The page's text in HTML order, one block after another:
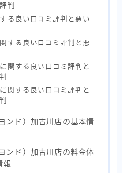
判
る良い口コミ評判と悪い
する良い口コミ評判と悪
関する良い口コミ評判と
関する良い口コミ評判と
ンド）加古川店の基本情
ンド）加古川店の料金体
報